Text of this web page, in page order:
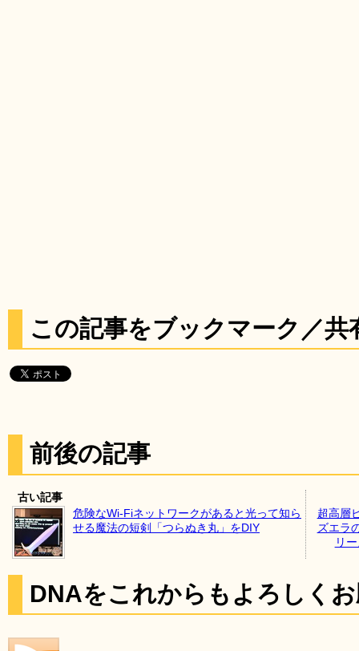
この記事をブックマーク／共
前後の記事
古い記事
危険なWi-Fiネットワークがあると光って知ら
せる魔法の短剣「つらぬき丸」をDIY
超高層
ズエラ
リ
DNAをこれからもよろしく